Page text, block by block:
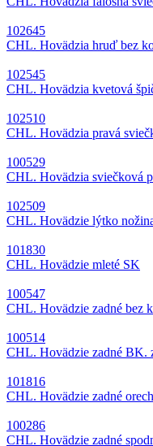
102645
CHL. Hovädzia hruď bez
102545
CHL. Hovädzia kvetová
102510
CHL. Hovädzia pravá
100529
CHL. Hovädzia sviečková
102509
CHL. Hovädzie lýtko
101830
CHL. Hovädzie mleté SK
100547
CHL. Hovädzie zadné bez
100514
CHL. Hovädzie zadné BK.
101816
CHL. Hovädzie zadné
100286
CHL. Hovädzie zadné